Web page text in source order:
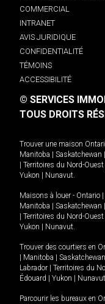
COMMERCIAL
INTRANET
AVIS JURIDIQUE
CONFIDENTIALITÉ
TÉMOINS
ACCESSIBILITÉ
© SERVICES
TOUS DROITS
Trouver une maison
Manitoba
Saskatchewan
Territoires du Nord-Ouest
Yukon
Nunavut.
Maisons à louer - Ontario
Manitoba
Saskatchewan
Territoires du Nord-Ouest
Yukon
Nunavut.
Trouver des courtiers en
Manitoba Saskatchewan
Labrador
Territoires du
Édouard
Yukon Nunavut
Parcourir les bureaux en